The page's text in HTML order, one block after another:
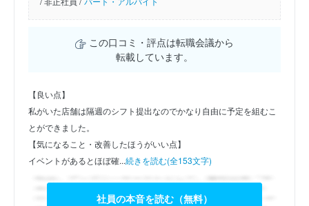
この口コミ・評点は転職会議から
転載しています。
【良い点】
私がいた店舗は隔週のシフト提出なのでかなり自由に予定を組むこ
とができました。
【気になること・改善したほうがいい点】
イベントがあるとほぼ確...続きを読む(全153文字)
社員の本音を読む（無料）